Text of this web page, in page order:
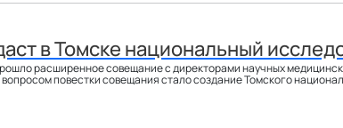
в Томске национальный
расширенное совещание с директорами научных
повестки совещания стало создание Томского